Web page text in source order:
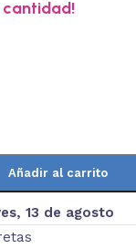
Añadir al carrito
13 de agosto